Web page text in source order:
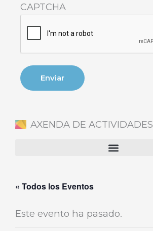
CAPTCHA
AXENDA DE ACTIVIDADES
« Todos los Eventos
Este evento ha pasado.